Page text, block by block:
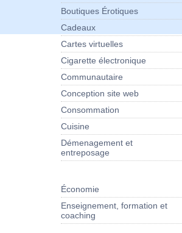
Boutiques Érotiques
Cadeaux
Cartes virtuelles
Cigarette électronique
Communautaire
Conception site web
Consommation
Cuisine
Démenagement et
entreposage
Économie
Enseignement, formation et
coaching